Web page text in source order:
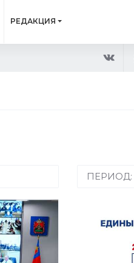
РЕДАКЦИЯ
ПЕРИОД: